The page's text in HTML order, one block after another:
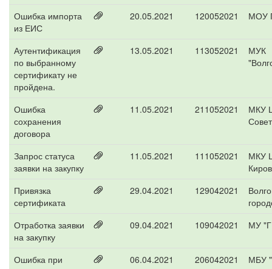
Ошибка импорта
из ЕИС
20.05.2021 120052021 МОУ
Аутентификация
по выбранному
сертификату не
пройдена.
13.05.2021 113052021
МУК
Ошибка
сохранения
договора
11.05.2021 211052021
МКУ
Запрос статуса
заявки на закупку
11.05.2021 111052021
МКУ
Привязка
сертификата
29.04.2021 129042021
Отработка заявки
на закупку
09.04.2021 109042021 МУ
Ошибка при
06.04.2021 206042021 МБУ